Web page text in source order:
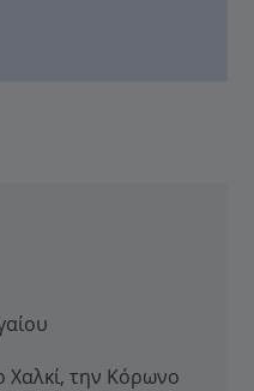
Χαλκί, την Κόρωνο